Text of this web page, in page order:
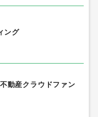
ング
動産クラウドファン